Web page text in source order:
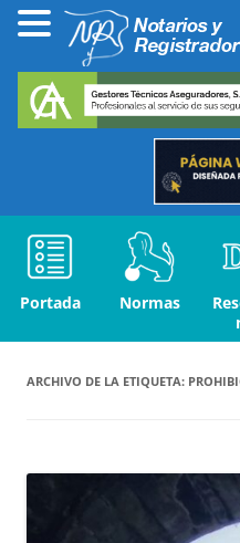
Portada Normas
ARCHIVO DE LA ETIQUETA: